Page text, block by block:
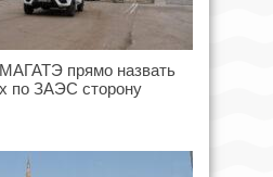
прямо назвать
по ЗАЭС сторону